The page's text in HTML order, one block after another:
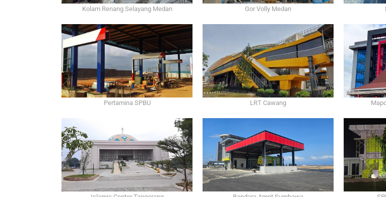
Kolam Renang Selayang Medan Gor Volly Medan
Pertamina SPBU LRT Cawang